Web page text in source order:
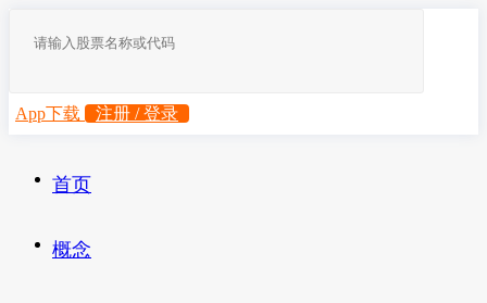
App下载 注册 / 登录
首页
概念